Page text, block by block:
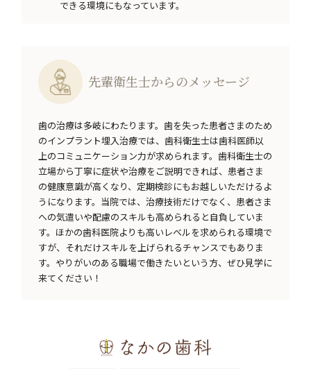
できる環境にもなっています。
先輩衛生士からのメッセージ
歯の治療は多岐にわたります。歯を失った患者さまのため
のインプラント埋入治療では、歯科衛生士は歯科医師以
上のコミュニケーション力が求められます。歯科衛生士の
立場から丁寧に症状や治療をご説明できれば、患者さま
の健康意識が高くなり、定期検診にもお越しいただけるよ
うになります。当院では、治療技術だけでなく、患者さま
への気遣いや配慮のスキルも高められると自負していま
す。ほかの歯科医院よりも高いレベルを求められる環境で
すが、それだけスキルを上げられるチャンスでもありま
す。やりがいのある職場で働きたいという方、ぜひ見学に
来てください！